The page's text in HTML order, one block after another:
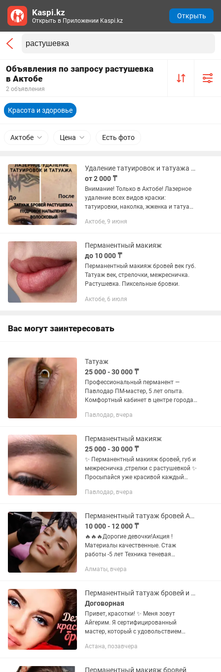
Объявления по запросу растушевка
в Актобе
2 объявления
Красота и здоровье
Актобе Цена Есть фото
Удаление татуировок и татуажа в Актобе! Недорого! Татуаж бровей, растушевка
от 2 000 ₸
Внимание! Только в Актобе! Лазерное
удаление всех видов краски:
татуировки, наколка, жженка и татуажа
макияж бровей, растушевка - 13000 тг
Актобе, 9 июня
Перманентный макияж
до 10 000 ₸
Перманентный макияж бровей век губ.
Татуаж век, стрелочки, межресничка.
Растушевка. Пиксельные бровки.
Актобе, 6 июля
Вас могут заинтересовать
Татуаж
25 000 - 30 000 ₸
Профессиональный перманент —
Павлодар ПМ‑мастер, 5 лет опыта.
Комфортный кабинет в центре города.
Услуги: брови — пудровая техника;
Павлодар, вчера
Перманентный макияж
25 000 - 30 000 ₸
✨ Перманентный макияж бровей, губ и
межресничка ,стрелки с растушевкой ✨
Просыпайся уже красивой каждый
макияжа 🤍 Я делаю естественный,
Павлодар, вчера
Перманентный татуаж бровей Акция
10 000 - 12 000 ₸
🔥🔥🔥Дорогие девочки!Акция !
Материалы качественные. Стаж
работы -5 лет Техника теневая
красоту лица, делая взгляд ухоженным
типов...
Алматы, вчера
Перманентный татуаж бровей и губ. Ламинирование ресниц
Договорная
Привет, красотки! ✨ Меня зовут
Айгерим. Я сертифицированный
мастер, который с удовольствием
ваше время по утрам! 🛡️ Ваша
пигменты и...
Астана, позавчера
Перманентный макияж бровей
Kaspi.kz
Открыть в Приложении Kaspi.kz
Открыть